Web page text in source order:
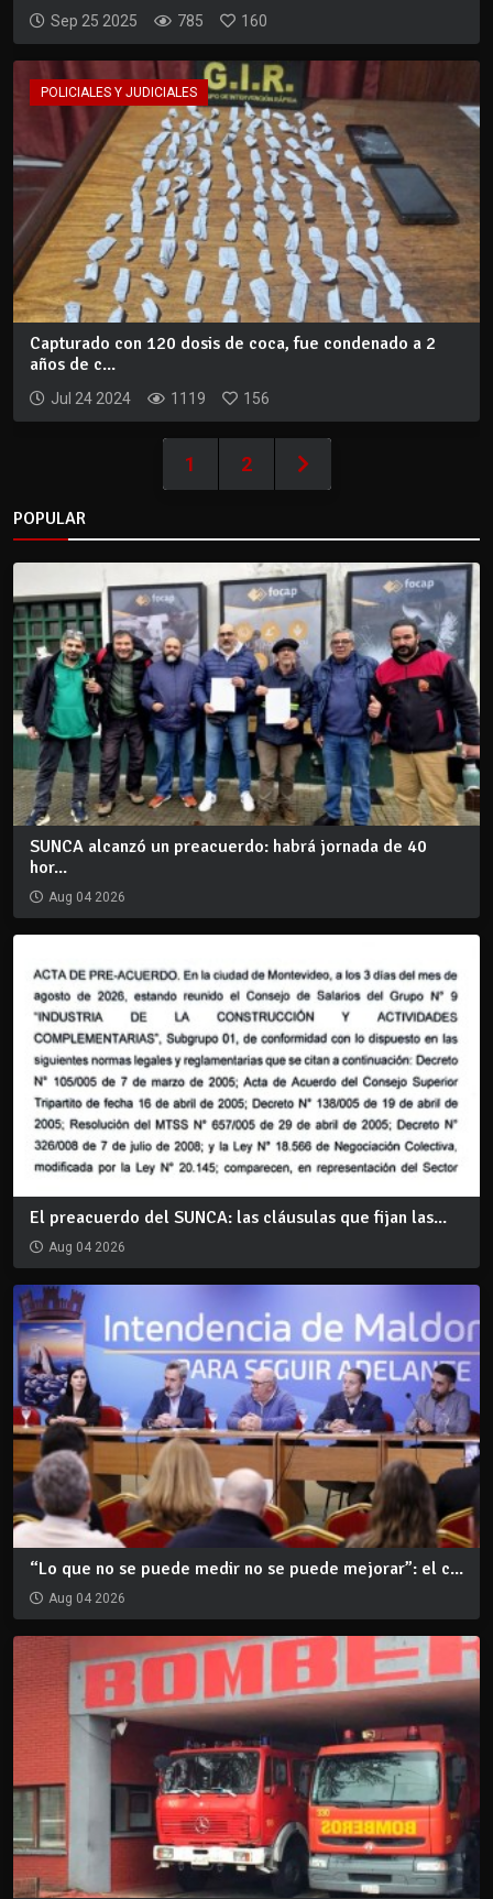
Sep 25 2025 785 160
POLICIALES Y JUDICIALES
Capturado con 120 dosis de coca, fue condenado a 2
años de c...
Jul 24 2024 1119 156
1 2
POPULAR
SUNCA alcanzó un preacuerdo: habrá jornada de 40
hor...
Aug 04 2026
El preacuerdo del SUNCA: las cláusulas que fijan las...
Aug 04 2026
“Lo que no se puede medir no se puede mejorar”: el c...
Aug 04 2026